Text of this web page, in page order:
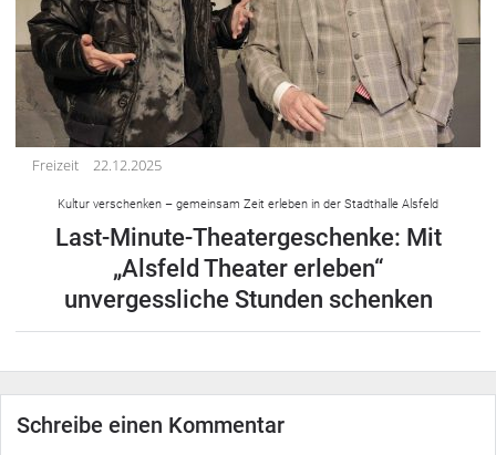
Freizeit 22.12.2025
Kultur verschenken – gemeinsam Zeit erleben in der Stadthalle Alsfeld
Last-Minute-Theatergeschenke: Mit
„Alsfeld Theater erleben“
unvergessliche Stunden schenken
Schreibe einen Kommentar